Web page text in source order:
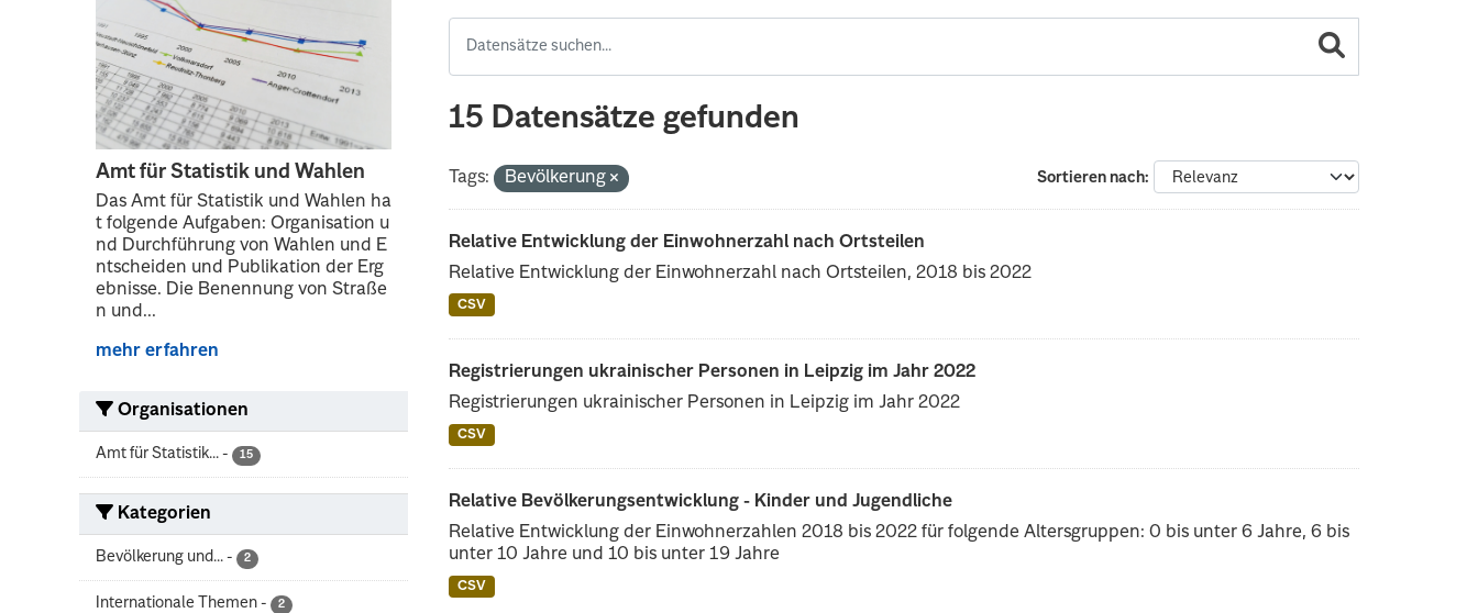
Amt für Statistik und Wahlen
Das Amt für Statistik und Wahlen ha
t folgende Aufgaben: Organisation u
nd Durchführung von Wahlen und E
ntscheiden und Publikation der Erg
ebnisse. Die Benennung von Straße
n und...
mehr erfahren
Organisationen
Amt für Statistik... - 15
Kategorien
Bevölkerung und... - 2
Internationale Themen - 2
15 Datensätze gefunden
Sortieren nach
Tags: Bevölkerung
Relative Entwicklung der Einwohnerzahl nach Ortsteilen
Relative Entwicklung der Einwohnerzahl nach Ortsteilen, 2018 bis 2022
CSV
Registrierungen ukrainischer Personen in Leipzig im Jahr 2022
Registrierungen ukrainischer Personen in Leipzig im Jahr 2022
CSV
Relative Bevölkerungsentwicklung - Kinder und Jugendliche
Relative Entwicklung der Einwohnerzahlen 2018 bis 2022 für folgende Altersgruppen: 0 bis unter 6 Jahre, 6 bis
unter 10 Jahre und 10 bis unter 19 Jahre
CSV